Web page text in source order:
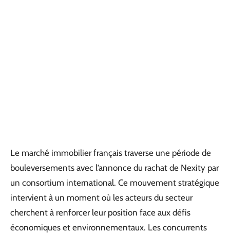
Le marché immobilier français traverse une période de
bouleversements avec l’annonce du rachat de Nexity par
un consortium international. Ce mouvement stratégique
intervient à un moment où les acteurs du secteur
cherchent à renforcer leur position face aux défis
économiques et environnementaux. Les concurrents